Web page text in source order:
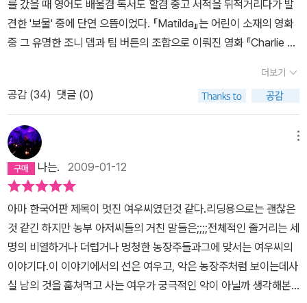
를 갔을 때 영어도 배울겸 독서도 할겸 중고 서적을 뒤적거리다가 발
견한 '보물' 중에 단연 으뜸이었다. 『Matilda』는 어린이 소재의 영화
중 그 유명한 조니 뎁과 팀 버튼의 조합으로 이뤄진 영화 『Charlie an
니 드 비토가 감독겸 사기꾼이나 다름없는 개념없는 아빠로 나왔고
총명한 초능력자 마틸다는 미세스 다웃파이어의 막내딸 마리 윌슨이
열연했다- 되었으며 Roald Dahl의 이름을 알리는 대표작 중의 하나
로 유명하다. 그림이나 활자체로 미루어 볼때 아동 소설 중에서도 그
의 대상은, 부모가 bedtime story로 읽어줄 수 있는 3살부터 인물의
어리석음과 바보 같음을 가리키는 각종 비속어가 출현하는 것을 감안
할 때 그것을 소화해낼 수 있는 12살까지인 듯 싶다. 주인공 Mr. Fox
는 family man, 즉 한 가정의 가장이다.그 가정이라 함은 금쪽같이
소중한 새끼들과 너그럽고 이해심 많은 부인이 이루는 사랑이 충만한
인간의 그것과 같다고 볼 수 있다. Mr. Fox는 아주 소중하고 행복한
가정을 꾸리는 가장으로 충실히 남편과 아버지의 책임과 의무를 다하
며 살고 있다. 문제는 그가 최선을 다해 노력하는 사는 삶을 파괴하고
더보기
공감 (34) 댓글 (0)
나는. 2009-01-12
아마 한국어판 제목이 멋진 여우씨였던것 같다.리딩용으로는 괜찮은
것 같긴 하지만 농부 아저씨들의 거친 말들은;;;;전체적인 줄거리는 세
명의 비열하거나 더럽거나 멍청한 농장주들과그에 맞서는 여우씨의
이야기다.이 이야기에서의 선은 여우고, 악은 농장주처럼 보이는데사
실 남의 것을 훔쳐먹고 사는 여우가 궁극적인 악이 아닐까 생각해본